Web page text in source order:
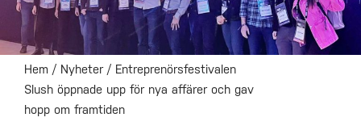
Hem / Nyheter/ Entreprenörsfestivalen
Slush öppnade upp för nya affärer och gav
hopp om framtiden